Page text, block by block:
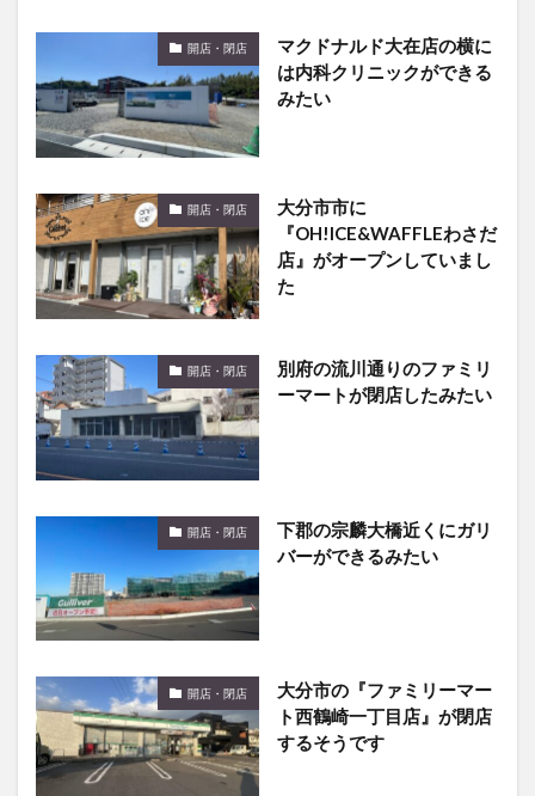
開店・閉店
マクドナルド大在店の横に
は内科クリニックができる
みたい
開店・閉店
大分市市に
『OH!ICE&WAFFLEわさだ
店』がオープンしていまし
た
開店・閉店
別府の流川通りのファミリ
ーマートが閉店したみたい
開店・閉店
下郡の宗麟大橋近くにガリ
バーができるみたい
開店・閉店
大分市の『ファミリーマー
ト西鶴崎一丁目店』が閉店
するそうです